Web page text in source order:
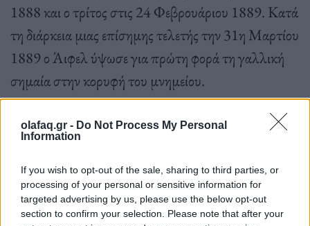
olafaq.gr - Do Not Process My Personal
Information
If you wish to opt-out of the sale, sharing to third parties, or
processing of your personal or sensitive information for
targeted advertising by us, please use the below opt-out
section to confirm your selection. Please note that after your
1888 και ο τρίτος στις 24 Φεβρουάριου 1889. Κατά
τη διάρκεια μιας επίσημης τελετής την 31η Μαρτίου
1889 ο Άιφελ ύψωσε για πρώτη φορά τη γαλλική
σημαία στην κορυφή του μνημείου.
Το επιβλητικό μνημείο θα ξάφνιαζε τους επισκέπτες
της Διεθνούς Έκθεσης, καθώς ήταν το υψηλότερο
κτίριο στο κόσμο και θα κρατούσε τον τίτλο αυτό